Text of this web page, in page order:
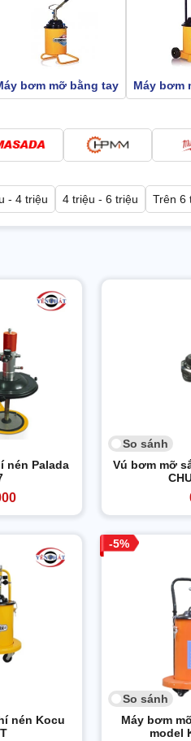
bơm mỡ bằng tay Máy bơm
- 4 triệu 4 triệu - 6 triệu Trên 6
nén Palada
So sánh
Vú bơm mỡ
nén Kocu
5
So sánh
Máy bơm
model